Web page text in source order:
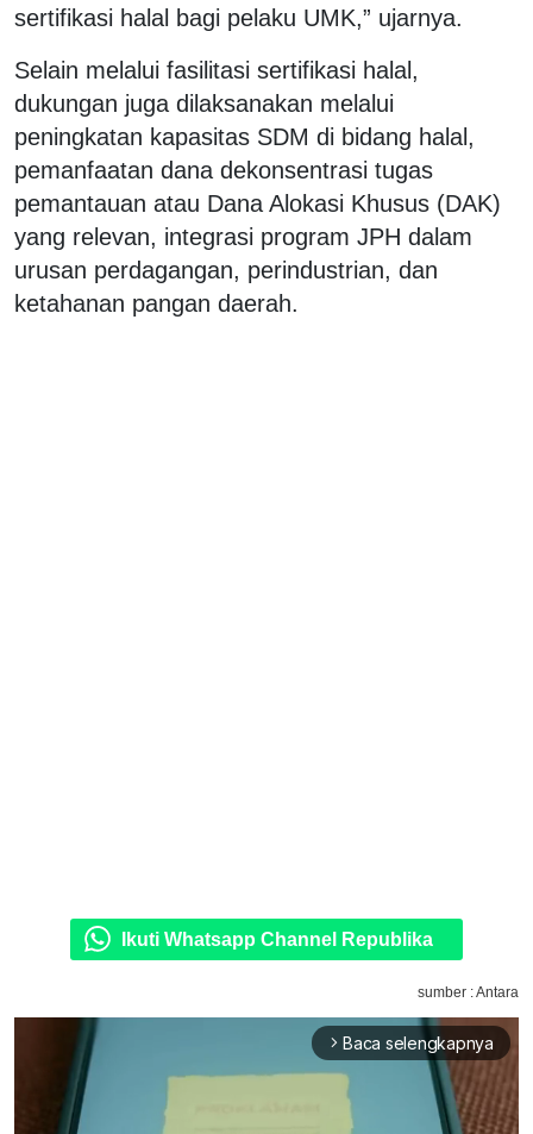
sertifikasi halal bagi pelaku UMK,” ujarnya.
Selain melalui fasilitasi sertifikasi halal,
dukungan juga dilaksanakan melalui
peningkatan kapasitas SDM di bidang halal,
pemanfaatan dana dekonsentrasi tugas
pemantauan atau Dana Alokasi Khusus (DAK)
yang relevan, integrasi program JPH dalam
urusan perdagangan, perindustrian, dan
ketahanan pangan daerah.
Ikuti Whatsapp Channel Republika
sumber : Antara
arrow_forward_ios Baca selengkapnya